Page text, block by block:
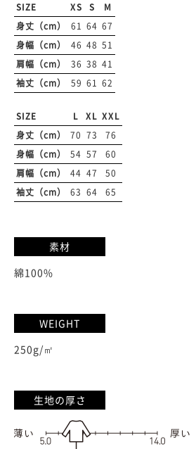
SIZE XS S
M
身丈（cm）
61 64 67
身幅（cm）
46 48 51
肩幅（cm）
36 38 41
袖丈（cm）
59 61 62
SIZE L XL XXL
身丈（cm）
70 73
76
身幅（cm）
54 57
60
肩幅（cm）
44 47
50
袖丈（cm）
63 64 65
素材
綿100%
WEIGHT
250g/㎡
生地の厚さ